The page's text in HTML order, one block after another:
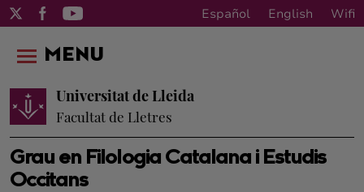
Español English Wifi
Grau en Filologia Catalana i Estudis
Occitans
Universitat de Lleida
Facultat de Lletres
MENU